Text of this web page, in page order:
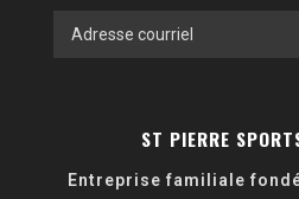
ST PIERRE
Entreprise familiale